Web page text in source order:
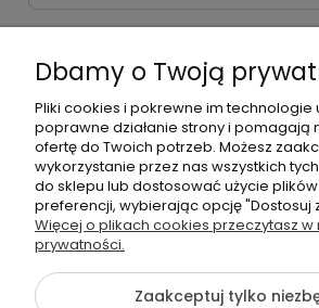
Dbamy o Twoją
Pliki cookies i pokrewne im technologie
poprawne działanie strony i pomagają
ofertę do Twoich potrzeb. Możesz
wykorzystanie przez nas wszystkich
do sklepu lub dostosować użycie
preferencji, wybierając opcję "Dostosuj
Więcej o plikach cookies przeczytasz w
prywatności.
Zaakceptuj tylko